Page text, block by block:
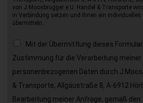
von J.Moosbrugger e.U. Handel & Transporte
in Verbindung setzen und Ihnen ein
übermitteln.
Mit der Übermittlung dieses
Zustimmung für die Verarbeitung meiner
personenbezogenen Daten durch
& Transporte, Allgäustraße 8, A-6912
Bearbeitung meiner Anfrage, gemäß den